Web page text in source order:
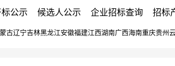
标公示 候选人公示 企业招标查询 招标
古辽宁吉林黑龙江安徽福建江西湖南广西海南重庆贵州